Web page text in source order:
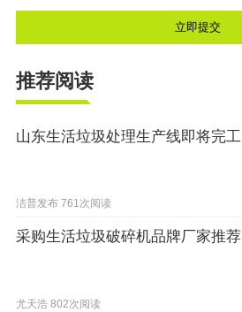
推荐阅读
山东生活垃圾处理生产线即将完工
洁普发布 761次阅读
采购生活垃圾破碎机品牌厂家推荐
尤天浩 802次阅读